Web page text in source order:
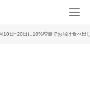
10日~20日に10%増量でお届け食べ出